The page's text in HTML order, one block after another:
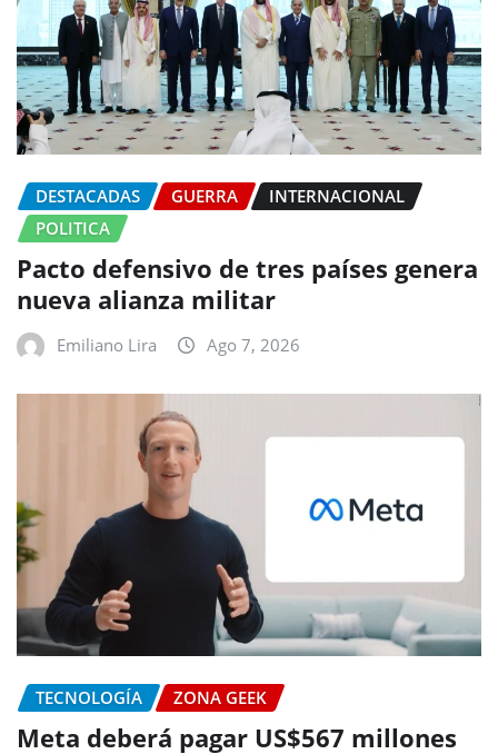
DESTACADAS GUERRA
INTERNACIONAL
POLITICA
Pacto defensivo de tres países genera
nueva alianza militar
Emiliano Lira Ago 7, 2026
TECNOLOGÍA ZONA GEEK
Meta deberá pagar US$567 millones